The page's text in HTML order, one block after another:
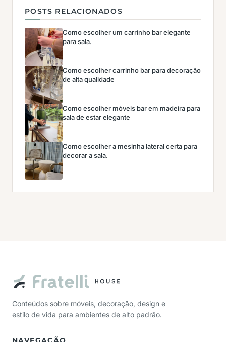
POSTS RELACIONADOS
Como escolher um carrinho bar elegante
para sala.
Como escolher carrinho bar para decoração
de alta qualidade
Como escolher móveis bar em madeira para
sala de estar elegante
Como escolher a mesinha lateral certa para
decorar a sala.
Conteúdos sobre móveis, decoração, design e
estilo de vida para ambientes de alto padrão.